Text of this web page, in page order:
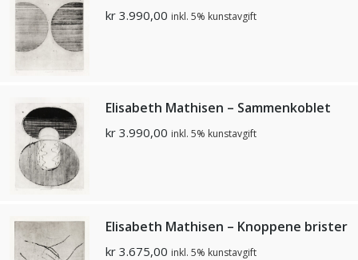
kr 3.990,00 inkl. 5% kunstavgift
Elisabeth Mathisen – Sammenkoblet
kr 3.990,00 inkl. 5% kunstavgift
Elisabeth Mathisen – Knoppene brister
kr 3.675,00 inkl. 5% kunstavgift